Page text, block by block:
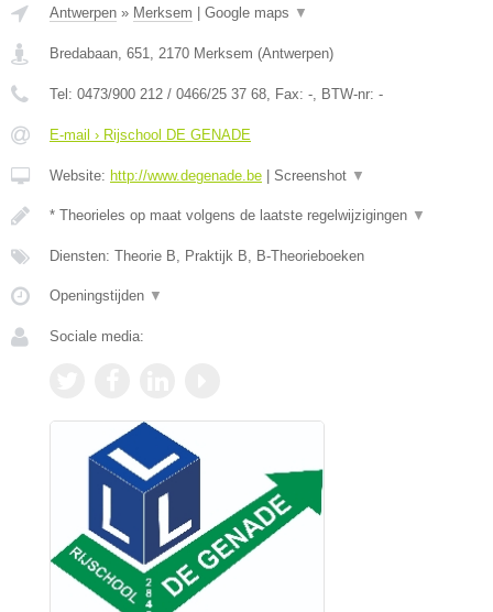
Antwerpen » Merksem Google maps ▼
Bredabaan, 651, 2170 Merksem (Antwerpen)
Tel: 0473/900 212 / 0466/25 37 68, Fax: -, BTW-nr: -
E-mail › Rijschool DE GENADE
Website: http://www.degenade.be Screenshot ▼
* Theorieles op maat volgens de laatste regelwijzigingen ▼
Diensten: Theorie B, Praktijk B, B-Theorieboeken
Openingstijden ▼
Sociale media: